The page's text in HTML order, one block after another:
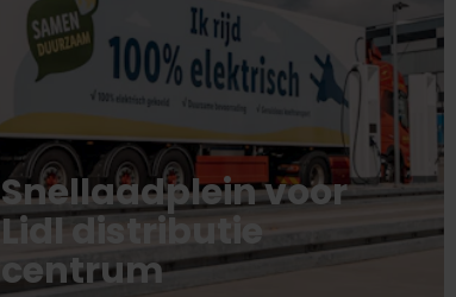
Snellaadplein voor
Lidl distributie
centrum